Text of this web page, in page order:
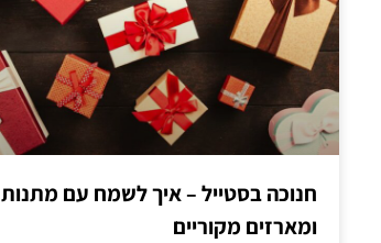
חנוכה בסטייל – איך לשמח עם מתנות
ומארזים מקוריים